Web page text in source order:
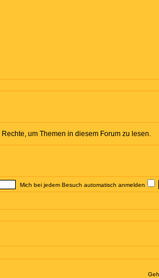
um Themen in diesem Forum zu lesen.
Mich bei jedem Besuch automatisch anmelden